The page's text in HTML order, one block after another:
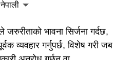
नेपाली
भावना सिर्जना गर्दछ,
व्यवहार गर्नुपर्छ, विशेष गरी जब